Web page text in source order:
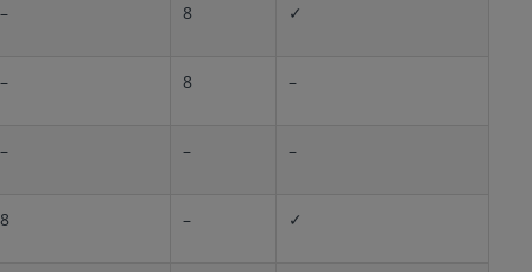
– 8 ✓
– 8 –
– – –
8 – ✓